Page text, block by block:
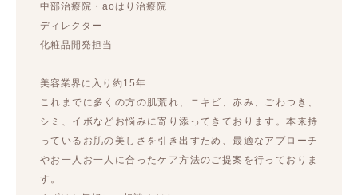
中部治療院・aoはり治療院
ディレクター
化粧品開発担当
美容業界に入り約15年
これまでに多くの方の肌荒れ、ニキビ、赤み、ごわつき、
シミ、イボなどお悩みに寄り添ってきております。本来持
っているお肌の美しさを引き出すため、最適なアプローチ
やお一人お一人に合ったケア方法のご提案を行っておりま
す。